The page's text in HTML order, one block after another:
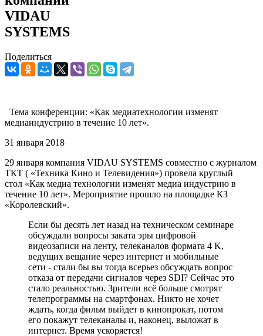
VIDAU
SYSTEMS
Поделиться
Тема конференции: «Как медиатехнологии изменят
медиаиндустрию в течение 10 лет».
31 января 2018
29 января компания VIDAU SYSTEMS совместно с журналом
ТКТ ( «Техника Кино и Телевидения») провела круглый
стол «Как медиа технологии изменят медиа индустрию в
течение 10 лет». Мероприятие прошло на площадке КЗ
«Королевский».
Если бы десять лет назад на техническом семинаре
обсуждали вопросы заката эры цифровой
видеозаписи на ленту, телеканалов формата 4 K,
ведущих вещание через интернет и мобильные
сети - стали бы вы тогда всерьез обсуждать вопрос
отказа от передачи сигналов через SDI? Сейчас это
стало реальностью. Зрители всё больше смотрят
телепрограммы на смартфонах. Никто не хочет
ждать, когда фильм выйдет в кинопрокат, потом
его покажут телеканалы и, наконец, выложат в
интернет. Время ускоряется!